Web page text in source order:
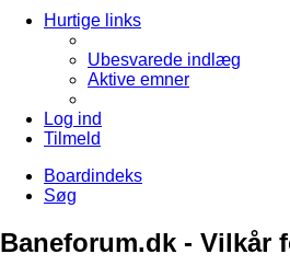
Hurtige links
Ubesvarede indlæg
Aktive emner
Log ind
Tilmeld
Boardindeks
Søg
Baneforum.dk - Vilkår